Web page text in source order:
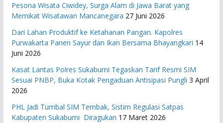
Pesona Wisata Ciwidey, Surga Alam di Jawa Barat yang
Memikat Wisatawan Mancanegara 27 Juni 2026
Dari Lahan Produktif ke Ketahanan Pangan. Kapolres
Purwakarta Panen Sayur dan Ikan Bersama Bhayangkari 14
Juni 2026
Kasat Lantas Polres Sukabumi Tegaskan Tarif Resmi SIM
Sesuai PNBP, Buka Kotak Pengaduan Antisipasi Pungli 3 April
2026
PHL Jadi Tumbal SIM Tembak, Sistim Regulasi Satpas
Kabupaten Sukabumi Diragukan 17 Maret 2026